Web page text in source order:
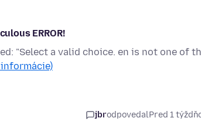
ERROR!
"Select a valid choice. en is not one of
jbrodpovedalPred 1